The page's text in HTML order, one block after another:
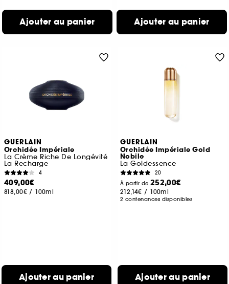
Ajouter au panier Ajouter au panier
GUERLAIN
Orchidée Impériale
La Crème Riche De Longévité
La Recharge
4
409,00€
818,00€ / 100ml
Ajouter au panier
GUERLAIN
Orchidée Impériale Gold
Nobile
La Goldessence
20
À partir de 252,00€
212,14€ / 100ml
2 contenances disponibles
Ajouter au panier